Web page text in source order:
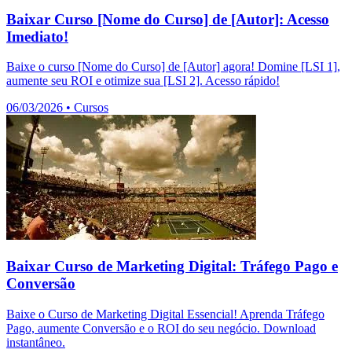
Baixar Curso [Nome do Curso] de [Autor]: Acesso
Imediato!
Baixe o curso [Nome do Curso] de [Autor] agora! Domine [LSI 1],
aumente seu ROI e otimize sua [LSI 2]. Acesso rápido!
06/03/2026 • Cursos
Baixar Curso de Marketing Digital: Tráfego Pago e
Conversão
Baixe o Curso de Marketing Digital Essencial! Aprenda Tráfego
Pago, aumente Conversão e o ROI do seu negócio. Download
instantâneo.